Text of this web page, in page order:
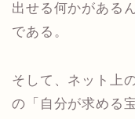
出せる何かがある
である。
そして、ネット上
の「自分が求める